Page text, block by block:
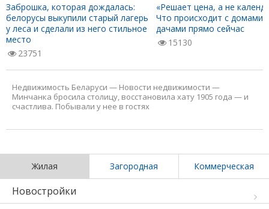
Заброшка, которая дождалась:
белорусы выкупили старый лагерь
у леса и сделали из него стильное
место
23751
«Решает цена, а не
Что происходит с домами
дачами прямо сейчас
15130
Недвижимость Беларуси — Новости недвижимости —
Минчанка бросила столицу, восстановила хату 1905 года — и
счастлива. Побывали у нее в гостях
Жилая Загородная Коммерческая
Новостройки